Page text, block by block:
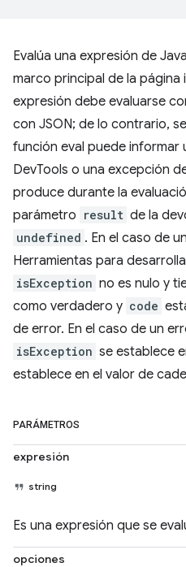
Evalúa una expresión de
marco principal de la página
expresión debe evaluarse
con JSON; de lo contrario,
función eval puede informar
DevTools o una excepción
produce durante la
parámetro result de la
undefined . En el caso de
Herramientas para
isException no es nulo y
como verdadero y code
de error. En el caso de un
isException se establece
establece en el valor de
PARÁMETROS
expresión
string
Es una expresión que se
opciones